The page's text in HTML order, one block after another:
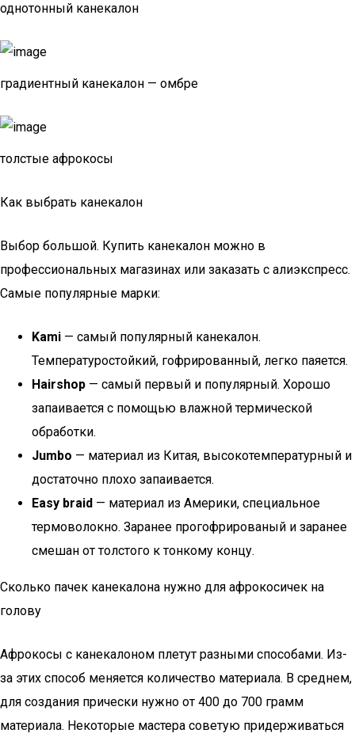
однотонный канекалон
градиентный канекалон — омбре
толстые афрокосы
Как выбрать канекалон
Выбор большой. Купить канекалон можно в
профессиональных магазинах или заказать с алиэкспресс.
Самые популярные марки:
Kami — самый популярный канекалон.
Температуростойкий, гофрированный, легко паяется.
Hairshop — самый первый и популярный. Хорошо
запаивается с помощью влажной термической
обработки.
Jumbo — материал из Китая, высокотемпературный и
достаточно плохо запаивается.
Easy braid — материал из Америки, специальное
термоволокно. Заранее прогофрированый и заранее
смешан от толстого к тонкому концу.
Сколько пачек канекалона нужно для афрокосичек на
голову
Афрокосы с канекалоном плетут разными способами. Из-
за этих способ меняется количество материала. В среднем,
для создания прически нужно от 400 до 700 грамм
материала. Некоторые мастера советую придерживаться